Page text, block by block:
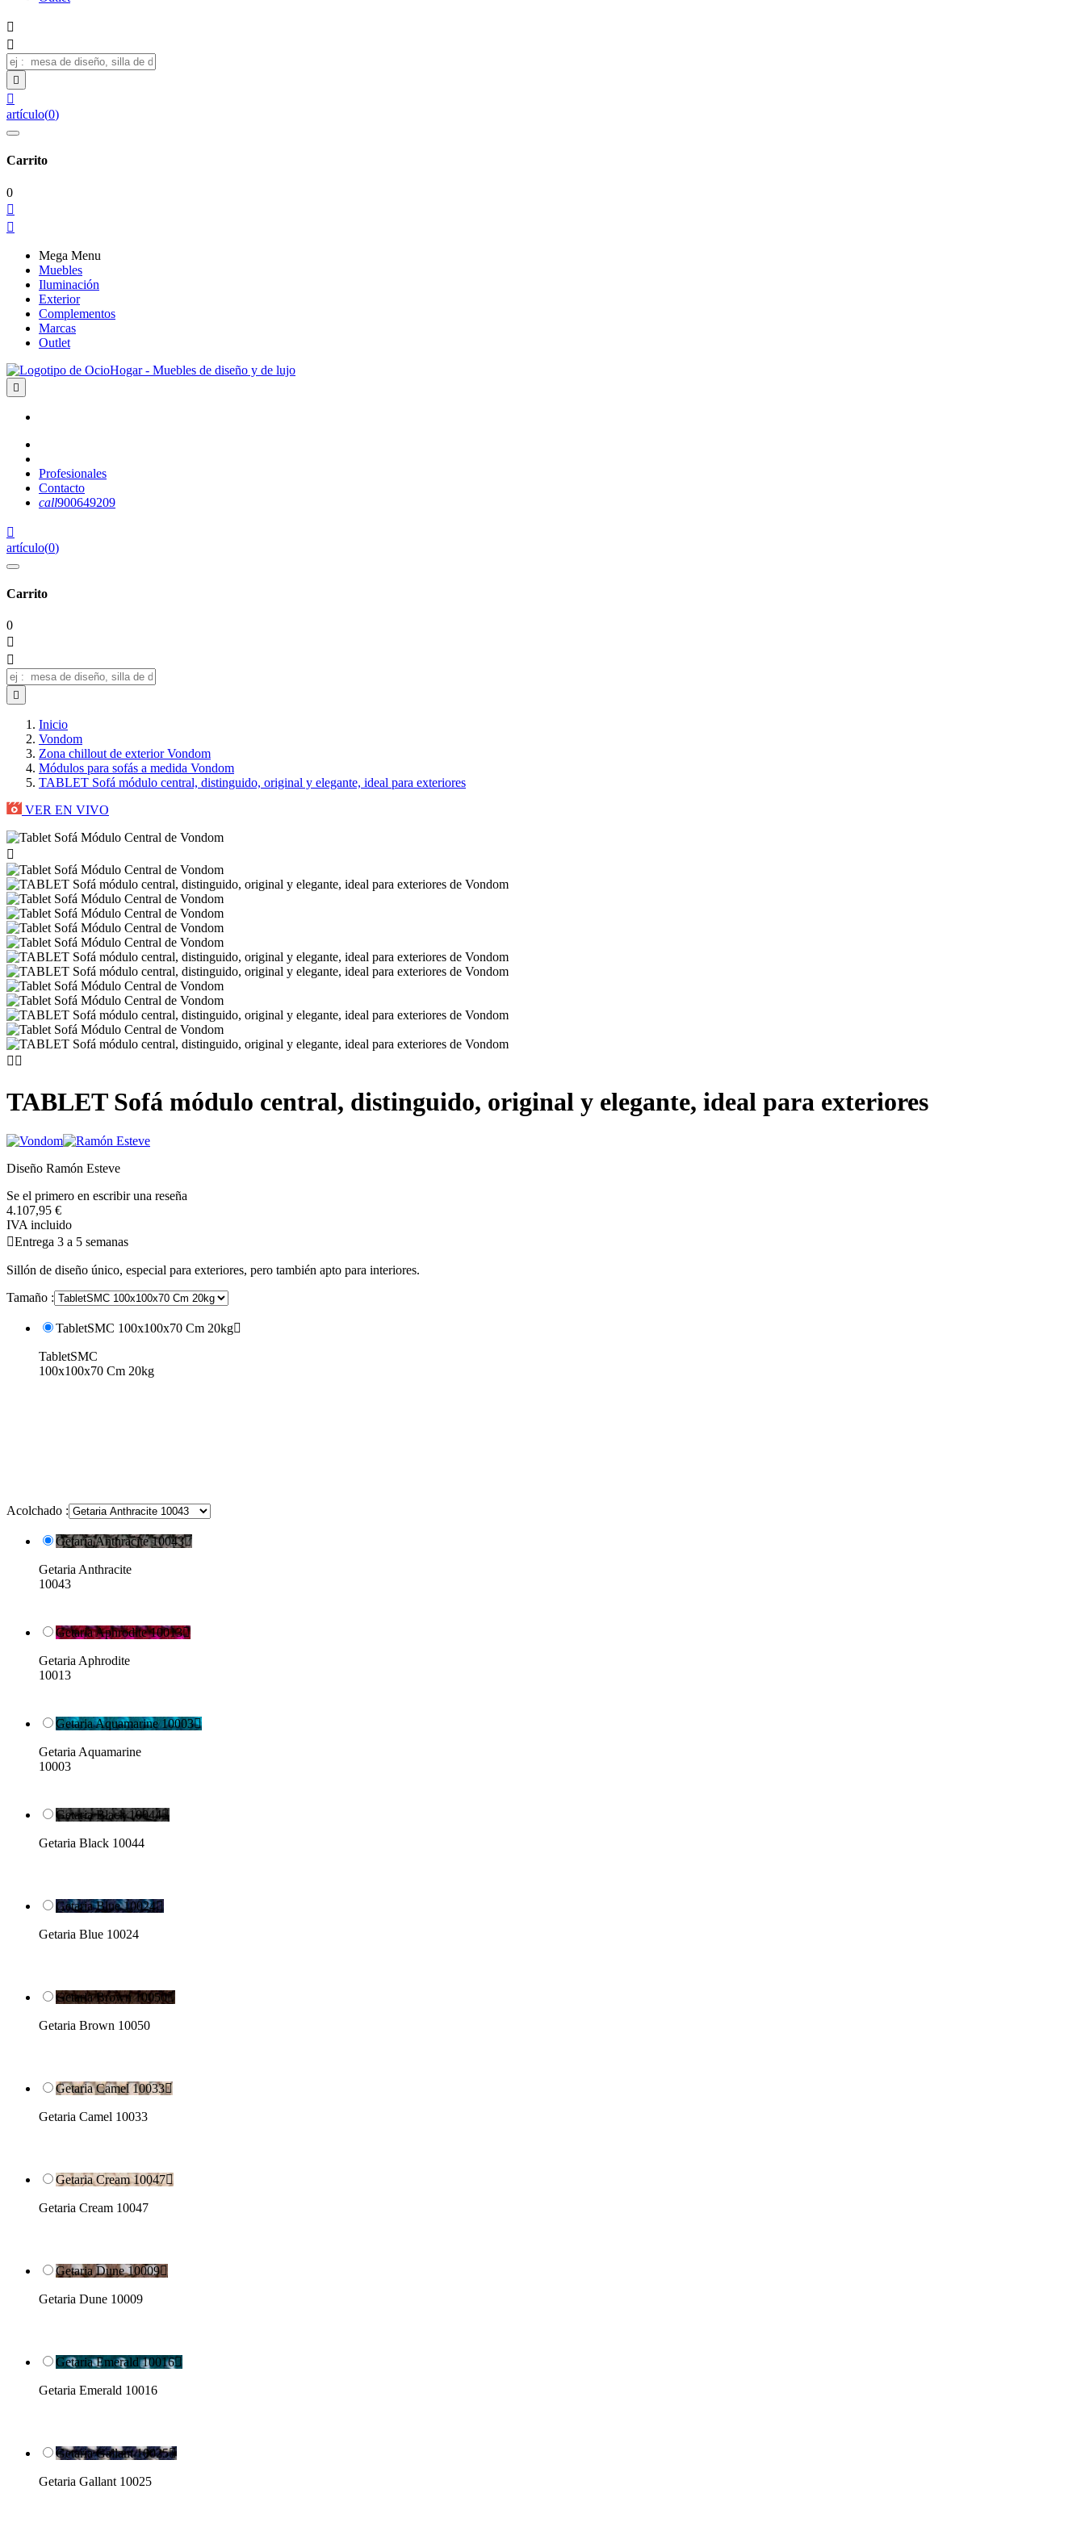




artículo(0)
Carrito
0


Mega Menu
Muebles
Iluminación
Exterior
Complementos
Marcas
Outlet

Profesionales
Contacto
call900649209

artículo(0)
Carrito
0



Inicio
Vondom
Zona chillout de exterior Vondom
Módulos para sofás a medida Vondom
TABLET Sofá módulo central, distinguido, original y elegante, ideal para exteriores
VER EN VIVO

 
TABLET Sofá módulo central, distinguido, original y elegante, ideal para exteriores
Diseño Ramón Esteve
Se el primero en escribir una reseña
4.107,95 €
IVA incluido
Entrega 3 a 5 semanas
Sillón de diseño único, especial para exteriores, pero también apto para interiores.
Tamaño :
TabletSMC 100x100x70 Cm 20kg
TabletSMC
100x100x70 Cm 20kg
Acolchado :
Getaria Anthracite 10043
Getaria Anthracite
10043
Getaria Aphrodite 10013
Getaria Aphrodite
10013
Getaria Aquamarine 10003
Getaria Aquamarine
10003
Getaria Black 10044
Getaria Black 10044
Getaria Blue 10024
Getaria Blue 10024
Getaria Brown 10050
Getaria Brown 10050
Getaria Camel 10033
Getaria Camel 10033
Getaria Cream 10047
Getaria Cream 10047
Getaria Dune 10009
Getaria Dune 10009
Getaria Emerald 10016
Getaria Emerald 10016
Getaria Gallant 10025
Getaria Gallant 10025